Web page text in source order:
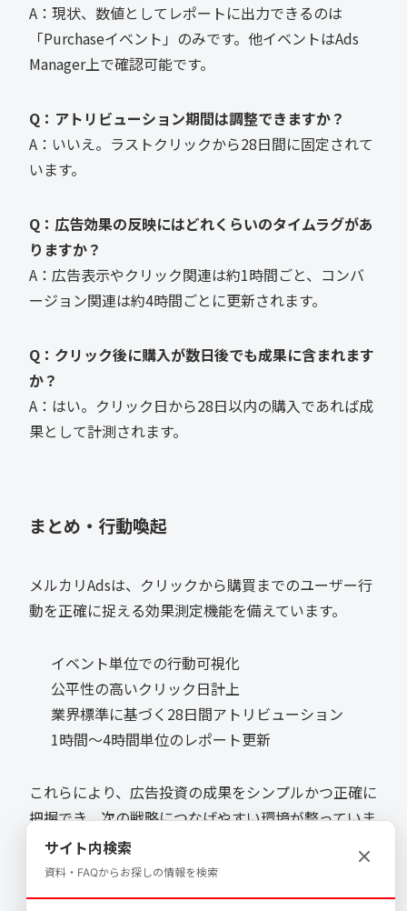
A：現状、数値としてレポートに出力できるのは
「Purchaseイベント」のみです。他イベントはAds
Manager上で確認可能です。
Q：アトリビューション期間は調整できますか？
A：いいえ。ラストクリックから28日間に固定されて
います。
Q：広告効果の反映にはどれくらいのタイムラグがあ
りますか？
A：広告表示やクリック関連は約1時間ごと、コンバ
ージョン関連は約4時間ごとに更新されます。
Q：クリック後に購入が数日後でも成果に含まれます
か？
A：はい。クリック日から28日以内の購入であれば成
果として計測されます。
まとめ・行動喚起
メルカリAdsは、クリックから購買までのユーザー行
動を正確に捉える効果測定機能を備えています。
イベント単位での行動可視化
公平性の高いクリック日計上
業界標準に基づく28日間アトリビューション
1時間〜4時間単位のレポート更新
これらにより、広告投資の成果をシンプルかつ正確に
把握でき、次の戦略につなげやすい環境が整っていま
す。
サイト内検索
資料・FAQからお探しの情報を検索